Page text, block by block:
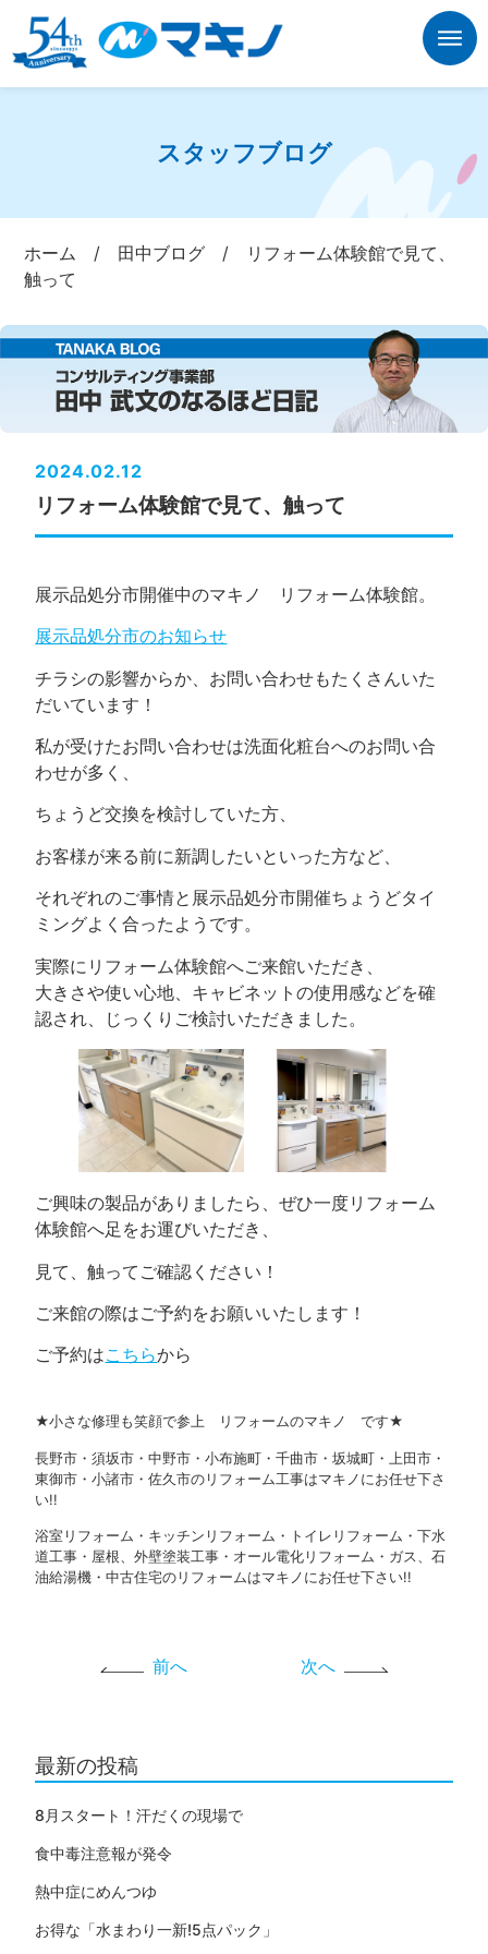
スタッフブログ
ホーム / 田中ブログ /
リフォーム体験館で見て、
触って
2024.02.12
リフォーム体験館で見て、触って
展示品処分市開催中のマキノ リフォーム体験館。
展示品処分市のお知らせ
チラシの影響からか、お問い合わせもたくさんいた
だいています！
私が受けたお問い合わせは洗面化粧台へのお問い合
わせが多く、
ちょうど交換を検討していた方、
お客様が来る前に新調したいといった方など、
それぞれのご事情と展示品処分市開催ちょうどタイ
ミングよく合ったようです。
実際にリフォーム体験館へご来館いただき、
大きさや使い心地、キャビネットの使用感などを確
認され、じっくりご検討いただきました。
ご興味の製品がありましたら、ぜひ一度リフォーム
体験館へ足をお運びいただき、
見て、触ってご確認ください！
ご来館の際はご予約をお願いいたします！
ご予約はこちらから
★小さな修理も笑顔で参上 リフォームのマキノ です★
長野市・須坂市・中野市・小布施町・千曲市・坂城町・上田市・
東御市・小諸市・佐久市のリフォーム工事はマキノにお任せ下さ
い!!
浴室リフォーム・キッチンリフォーム・トイレリフォーム・下水
道工事・屋根、外壁塗装工事・オール電化リフォーム・ガス、石
油給湯機・中古住宅のリフォームはマキノにお任せ下さい!!
前へ 次へ
最新の投稿
8月スタート！汗だくの現場で
食中毒注意報が発令
熱中症にめんつゆ
お得な「水まわり一新!5点パック」